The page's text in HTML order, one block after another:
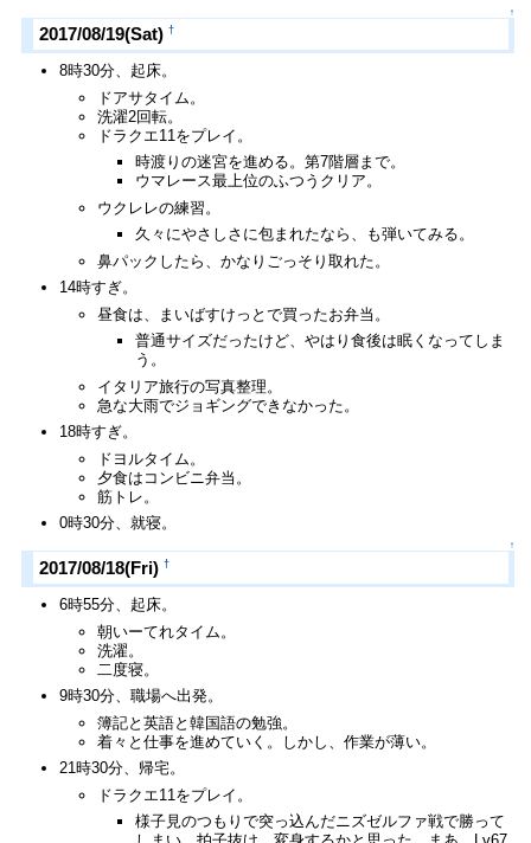
↑
2017/08/19(Sat) †
8時30分、起床。
ドアサタイム。
洗濯2回転。
ドラクエ11をプレイ。
時渡りの迷宮を進める。第7階層まで。
ウマレース最上位のふつうクリア。
ウクレレの練習。
久々にやさしさに包まれたなら、も弾いてみる。
鼻パックしたら、かなりごっそり取れた。
14時すぎ。
昼食は、まいばすけっとで買ったお弁当。
普通サイズだったけど、やはり食後は眠くなってしま
う。
イタリア旅行の写真整理。
急な大雨でジョギングできなかった。
18時すぎ。
ドヨルタイム。
夕食はコンビニ弁当。
筋トレ。
0時30分、就寝。
↑
2017/08/18(Fri) †
6時55分、起床。
朝いーてれタイム。
洗濯。
二度寝。
9時30分、職場へ出発。
簿記と英語と韓国語の勉強。
着々と仕事を進めていく。しかし、作業が薄い。
21時30分、帰宅。
ドラクエ11をプレイ。
様子見のつもりで突っ込んだニズゼルファ戦で勝って